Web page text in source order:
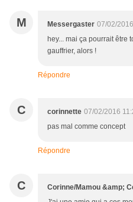
M Messergaster 07/02/
hey... mai ça pourrait être
gauffrier, alors !
Répondre
C corinnette 07/02/2016
pas mal comme concept
Répondre
C Corinne/Mamou &amp;